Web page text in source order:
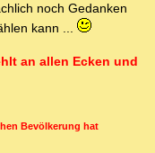
noch Gedanken
kann ...
an allen Ecken und
Bevölkerung hat